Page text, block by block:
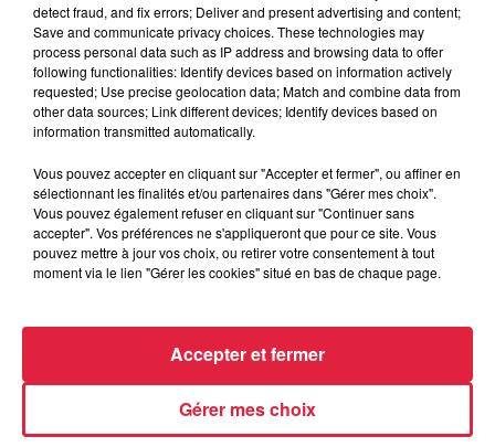
avec les flamants rouges
À découvrir également
detect fraud, and fix errors; Deliver and present advertising and content;
Save and communicate privacy choices. These technologies may
process personal data such as IP address and browsing data to offer
following functionalities: Identify devices based on information actively
requested; Use precise geolocation data; Match and combine data from
other data sources; Link different devices; Identify devices based on
information transmitted automatically.
Vous pouvez accepter en cliquant sur "Accepter et fermer", ou affiner en
sélectionnant les finalités et/ou partenaires dans "Gérer mes choix".
Vous pouvez également refuser en cliquant sur "Continuer sans
accepter". Vos préférences ne s'appliqueront que pour ce site. Vous
pouvez mettre à jour vos choix, ou retirer votre consentement à tout
moment via le lien "Gérer les cookies" situé en bas de chaque page.
Gérer mes choix
Accepter et fermer